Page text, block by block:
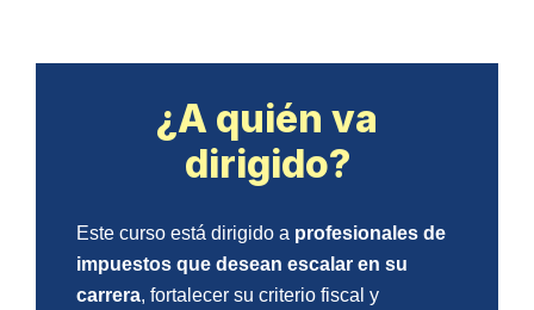
¿A quién va
dirigido?
Este curso está dirigido a profesionales de
impuestos que desean escalar en su
carrera, fortalecer su criterio fiscal y